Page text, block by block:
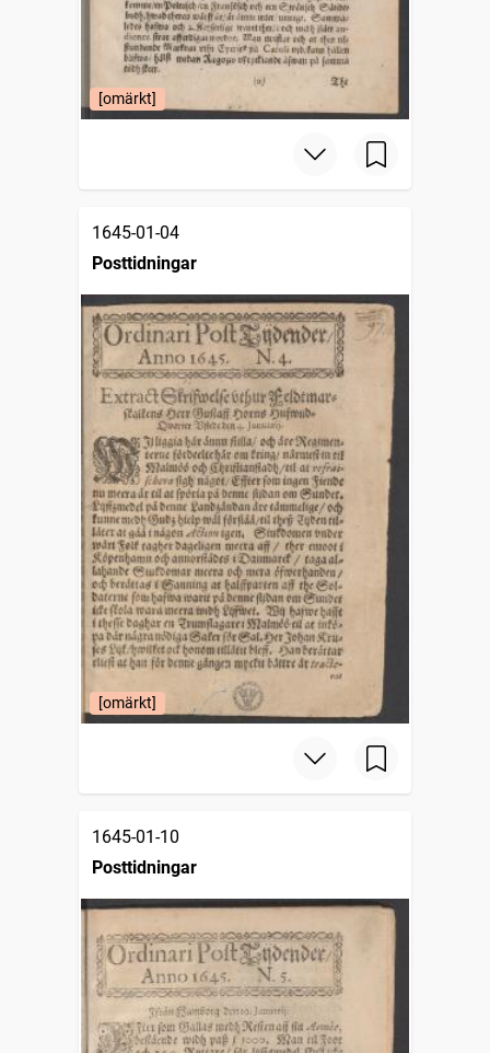
[omärkt]
1645-01-04
Posttidningar
[omärkt]
1645-01-10
Posttidningar